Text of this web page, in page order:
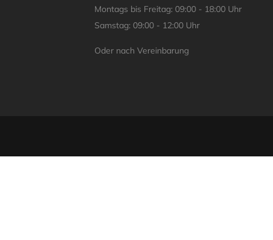
Montags bis Freitag: 09:00 - 18:00 Uhr
Samstag: 09:00 - 12:00 Uhr
Oder nach Vereinbarung